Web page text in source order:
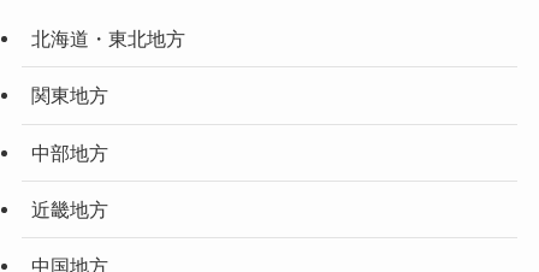
北海道・東北地方
関東地方
中部地方
近畿地方
中国地方